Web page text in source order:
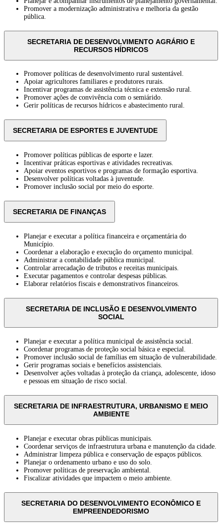
Promover a modernização administrativa e melhoria da gestão
pública.
SECRETARIA DE DESENVOLVIMENTO AGRÁRIO E
RECURSOS HÍDRICOS
Promover políticas de desenvolvimento rural sustentável.
Apoiar agricultores familiares e produtores rurais.
Incentivar programas de assistência técnica e extensão rural.
Promover ações de convivência com o semiárido.
Gerir políticas de recursos hídricos e abastecimento rural.
SECRETARIA DE ESPORTES E JUVENTUDE
Promover políticas públicas de esporte e lazer.
Incentivar práticas esportivas e atividades recreativas.
Apoiar eventos esportivos e programas de formação esportiva.
Desenvolver políticas voltadas à juventude.
Promover inclusão social por meio do esporte.
SECRETARIA DE FINANÇAS
Planejar e executar a política financeira e orçamentária do
Município.
Coordenar a elaboração e execução do orçamento municipal.
Administrar a contabilidade pública municipal.
Controlar arrecadação de tributos e receitas municipais.
Executar pagamentos e controlar despesas públicas.
Elaborar relatórios fiscais e demonstrativos financeiros.
SECRETARIA DE INCLUSÃO E DESENVOLVIMENTO
SOCIAL
Planejar e executar a política municipal de assistência social.
Coordenar programas de proteção social básica e especial.
Promover inclusão social de famílias em situação de vulnerabilidade.
Gerir programas sociais e benefícios assistenciais.
Desenvolver ações voltadas à proteção da criança, adolescente, idoso
e pessoas em situação de risco social.
SECRETARIA DE INFRAESTRUTURA, URBANISMO E MEIO
AMBIENTE
Planejar e executar obras públicas municipais.
Coordenar serviços de infraestrutura urbana e manutenção da cidade.
Administrar limpeza pública e conservação de espaços públicos.
Planejar o ordenamento urbano e uso do solo.
Promover políticas de preservação ambiental.
Fiscalizar atividades que impactem o meio ambiente.
SECRETARIA DO DESENVOLVIMENTO ECONÔMICO E
EMPREENDEDORISMO